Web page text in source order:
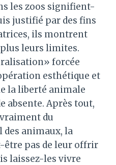
les zoos signifient-
justifié par des fins
ils montrent
leurs limites.
forcée
esthétique et
la liberté animale
absente. Après tout,
du
animaux, la
pas de leur offrir
laissez-les vivre